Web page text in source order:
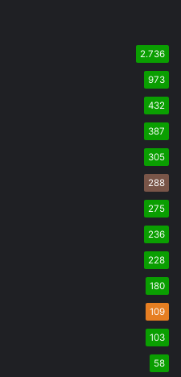
2.736
973
432
387
305
288
275
236
228
180
109
103
58